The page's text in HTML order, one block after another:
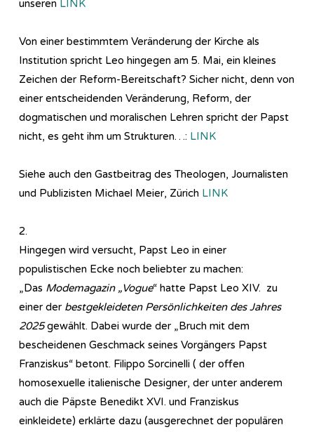
unseren LINK
Von einer bestimmtem Veränderung der Kirche als
Institution spricht Leo hingegen am 5. Mai, ein kleines
Zeichen der Reform-Bereitschaft? Sicher nicht, denn von
einer entscheidenden Veränderung, Reform, der
dogmatischen und moralischen Lehren spricht der Papst
nicht, es geht ihm um Strukturen…: LINK
Siehe auch den Gastbeitrag des Theologen, Journalisten
und Publizisten Michael Meier, Zürich LINK
2.
Hingegen wird versucht, Papst Leo in einer
populistischen Ecke noch beliebter zu machen:
„Das Modemagazin „Vogue“ hatte Papst Leo XIV. zu
einer der bestgekleideten Persönlichkeiten des Jahres
2025gewählt. Dabei wurde der „Bruch mit dem
bescheidenen Geschmack seines Vorgängers Papst
Franziskus“ betont. Filippo Sorcinelli ( der offen
homosexuelle italienische Designer, der unter anderem
auch die Päpste Benedikt XVI. und Franziskus
einkleidete) erklärte dazu (ausgerechnet der populären